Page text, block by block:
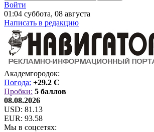
Войти
01:04 суббота, 08 августа
Написать в редакцию
Академгородок:
Погода: +29.2 C
Пробки: 5 баллов
08.08.2026
USD: 81.13
EUR: 93.58
Мы в соцсетях: